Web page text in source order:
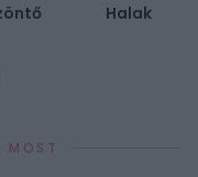
Halak
MOST